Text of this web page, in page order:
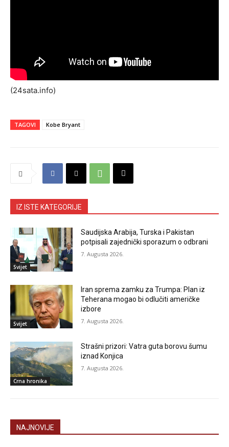
(24sata.info)
TAGOVI Kobe Bryant
IZ ISTE KATEGORIJE
Svijet
Saudijska Arabija, Turska i Pakistan
potpisali zajednički sporazum o odbrani
7. Augusta 2026.
Svijet
Iran sprema zamku za Trumpa: Plan iz
Teherana mogao bi odlučiti američke
izbore
7. Augusta 2026.
Crna hronika
Strašni prizori: Vatra guta borovu šumu
iznad Konjica
7. Augusta 2026.
NAJNOVIJE